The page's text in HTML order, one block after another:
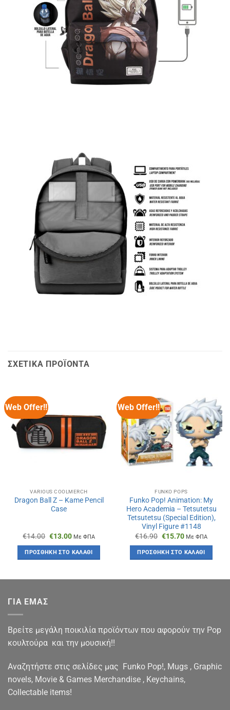
ΣΧΕΤΙΚΆ ΠΡΟΪΌΝΤΑ
Web Offer!!
VARIOUS COOLMERCH
Dragon Ball Z – Kame Pencil
Case
€14.00 Original
was:
€14.00.
€13.00Η
τιμή
είναι:
€13.00.
Με ΦΠΑ
ΠΡΟΣΘΉΚΗ ΣΤΟ ΚΑΛΆΘΙ
Web Offer!!
FUNKO POPS
Funko Pop! Animation: My
Hero Academia – Tetsutetsu
Tetsutetsu (Special Edition),
Vinyl Figure #1148
€16.90 Original
was:
€16.90.
€15.70Η
τιμή
είναι:
€15.70.
Με ΦΠΑ
ΠΡΟΣΘΉΚΗ ΣΤΟ ΚΑΛΆΘΙ
ΓΙΑ ΕΜΑΣ
Βρείτε μεγάλη ποικιλία προϊόντων που αφορούν την Pop
κουλτούρα και την μουσική!!
Αναζητήστε στις σελίδες μας Funko Pop!, Mugs , Graphic
novels, Movie & Games Merchandise , Keychains,
Collectable items!